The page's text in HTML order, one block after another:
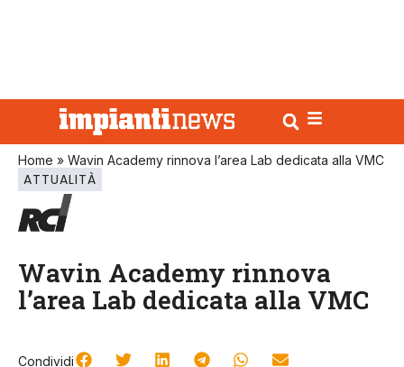
Home » Wavin Academy rinnova l’area Lab dedicata alla VMC
ATTUALITÀ
Wavin Academy rinnova
l’area Lab dedicata alla VMC
Condividi